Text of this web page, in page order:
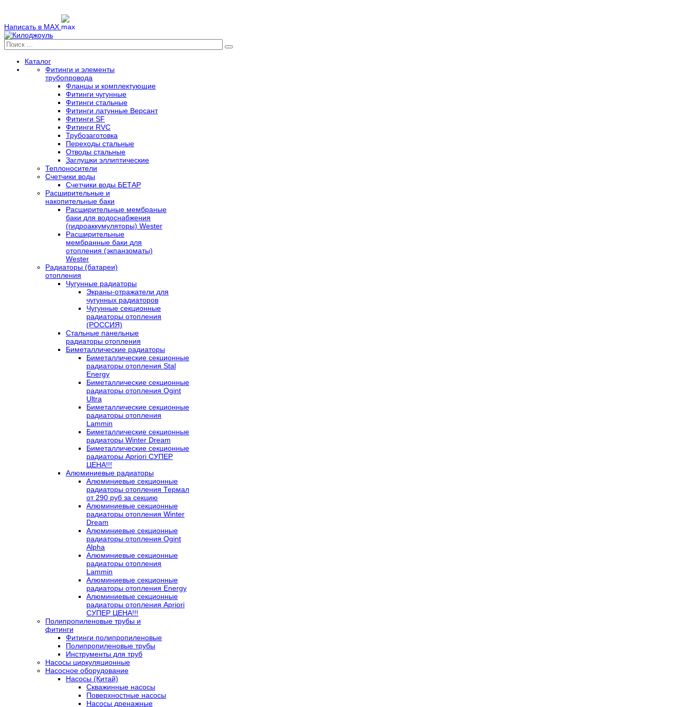
Написать в MAX
Каталог
Фитинги и элементы
трубопровода
Фланцы и комплектующие
Фитинги чугунные
Фитинги стальные
Фитинги латунные Версант
Фитинги SF
Фитинги RVC
Трубозаготовка
Переходы стальные
Отводы стальные
Заглушки эллиптические
Теплоносители
Счетчики воды
Счетчики воды БЕТАР
Расширительные и
накопительные баки
Расширительные мембраные
баки для водоснабжения
(гидроаккумуляторы) Wester
Расширительные
мембранные баки для
отопления (экпанзоматы)
Wester
Радиаторы (батареи)
отопления
Чугунные радиаторы
Экраны-отражатели для
чугунных радиаторов
Чугунные секционные
радиаторы отопления
(РОССИЯ)
Стальные панельные
радиаторы отопления
Биметаллические радиаторы
Биметаллические секционные
радиаторы отопления Stal
Energy
Биметаллические секционные
радиаторы отопления Ogint
Ultra
Биметаллические секционные
радиаторы отопления
Lammin
Биметаллические секционные
радиаторы Winter Dream
Биметаллические секционные
радиаторы Apriori СУПЕР
ЦЕНА!!!
Алюминиевые радиаторы
Алюминиевые секционные
радиаторы отопления Термал
от 290 руб за секцию
Алюминиевые секционные
радиаторы отопления Winter
Dream
Алюминиевые секционные
радиаторы отопления Ogint
Alpha
Алюминиевые секционные
радиаторы отопления
Lammin
Алюминиевые секционные
радиаторы отопления Energy
Алюминиевые секционные
радиаторы отопления Apriori
СУПЕР ЦЕНА!!!
Полипропиленовые трубы и
фитинги
Фитинги полипропиленовые
Полипропиленовые трубы
Инструменты для труб
Насосы циркуляционные
Насосное оборудование
Насосы (Китай)
Скважинные насосы
Поверхностные насосы
Насосы дренажные